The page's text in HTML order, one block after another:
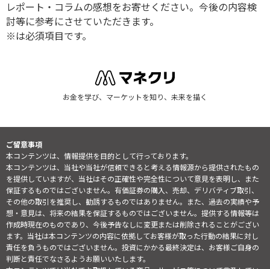
レポート・コラムの感想をお寄せください。今後の内容検
討等に参考にさせていただきます。
※は必須項目です。
お金を学び、マーケットを知り、未来を描く
ご留意事項
本コンテンツは、情報提供を目的として行っております。
本コンテンツは、当社や当社が信頼できると考える情報源から提供されたもの
を提供していますが、当社はその正確性や完全性について意見を表明し、また
保証するものではございません。有価証券の購入、売却、デリバティブ取引、
その他の取引を推奨し、勧誘するものではありません。また、過去の実績や予
想・意見は、将来の結果を保証するものではございません。提供する情報等は
作成時現在のものであり、今後予告なしに変更または削除されることがござい
ます。当社は本コンテンツの内容に依拠してお客様が取った行動の結果に対し
責任を負うものではございません。投資にかかる最終決定は、お客様ご自身の
判断と責任でなさるようお願いいたします。